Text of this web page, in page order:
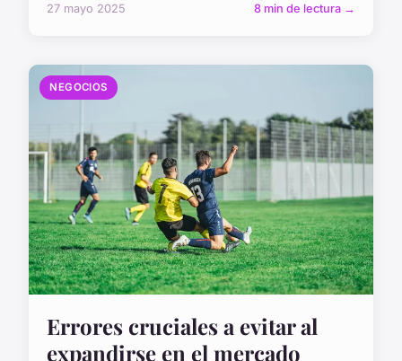
27 mayo 2025 8 min de lectura →
NEGOCIOS
Errores cruciales a evitar al
expandirse en el mercado